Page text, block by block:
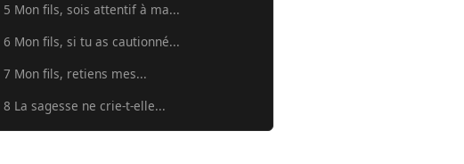
5 Mon fils, sois attentif à ma...
6 Mon fils, si tu as cautionné...
7 Mon fils, retiens mes...
8 La sagesse ne crie-t-elle...